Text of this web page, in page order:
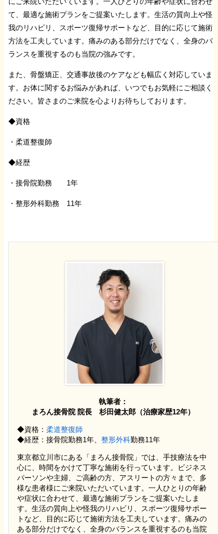
て、最適な施術プランをご提案いたします。生活の質向上や怪
我のリハビリ、スポーツ復帰サポートなど、目的に応じて施術
方法を工夫しています。痛みのある部分だけでなく、全身のバ
ランスを重視するのも当院の強みです。
また、骨盤矯正、交通事故後のケアなども幅広く対応していま
す。お体に関するお悩みがあれば、いつでもお気軽にご相談く
ださい。皆さまのご来院を心よりお待ちしております。
◆資格
・柔道整復師
◆経歴
・接骨院勤務 1年
・整形外科勤務 11年
執筆者：
まろん接骨院 院長 杉田健太郎（治療家歴12年）
◆資格： 柔道整復師
◆経歴：接骨院勤務1年、 整形外科勤務11年
東京都立川市にある「まろん接骨院」では、手技療法を中
心に、時間をかけて丁寧な施術を行っています。ビジネス
パーソンや主婦、ご高齢の方、アスリートの方々まで、多
様な患者様にご来院いただいています。一人ひとりの年齢
や症状に合わせて、最適な施術プランをご提案いたしま
す。生活の質向上や怪我のリハビリ、スポーツ復帰サポー
トなど、目的に応じて施術方法を工夫しています。痛みの
ある部分だけでなく、全身のバランスを重視するのも当院